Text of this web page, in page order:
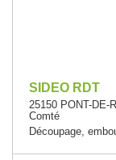
SIDEO RDT
25150 PONT-DE-
Comté
Découpage,